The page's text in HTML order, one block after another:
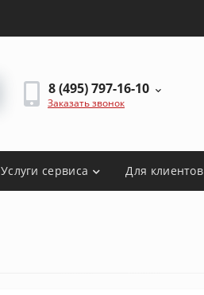
8 (495) 797-16-10
Заказать звонок
Услуги сервиса Для клиентов